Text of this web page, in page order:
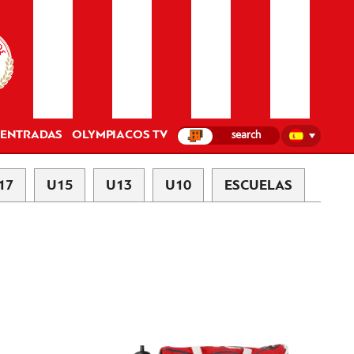
ENTRADAS OLYMPIACOS TV
U15 U13 U10 ESCUELAS